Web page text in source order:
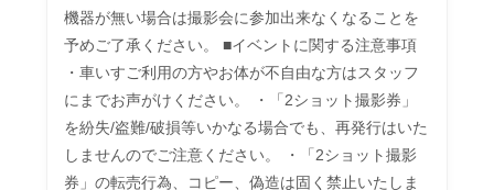
機器が無い場合は撮影会に参加出来なくなることを
予めご了承ください。 ■イベントに関する注意事項
・車いすご利用の方やお体が不自由な方はスタッフ
にまでお声がけください。 ・「2ショット撮影券」
を紛失/盗難/破損等いかなる場合でも、再発行はいた
しませんのでご注意ください。 ・「2ショット撮影
券」の転売行為、コピー、偽造は固く禁止いたしま